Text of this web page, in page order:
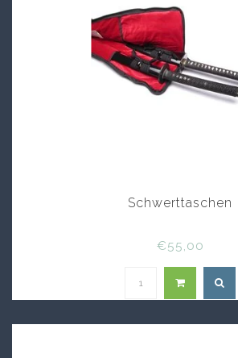
Schwerttaschen
€55,00